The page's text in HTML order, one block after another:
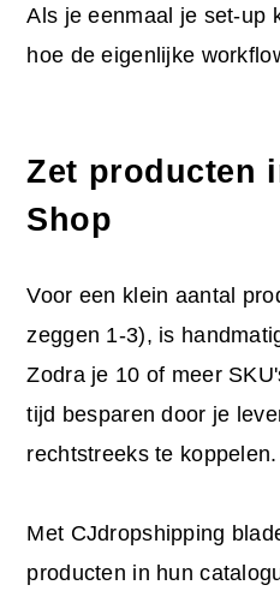
Als je eenmaal je set-up
hoe de eigenlijke
Zet producten
Shop
Voor een klein aantal
zeggen 1-3), is
Zodra je 10 of meer
tijd besparen door je
rechtstreeks te koppelen.
Met CJdropshipping
producten in hun